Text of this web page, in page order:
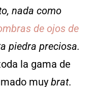
nada como
de ojos de
piedra preciosa.
la gama de
muy brat.